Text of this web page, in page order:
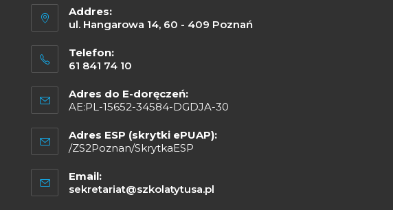
Addres:
ul. Hangarowa 14, 60 - 409 Poznań
Telefon:
61 841 74 10
Adres do E-doręczeń:
AE:PL-15652-34584-DGDJA-30
Adres ESP (skrytki ePUAP):
/ZS2Poznan/SkrytkaESP
Email:
sekretariat@szkolatytusa.pl